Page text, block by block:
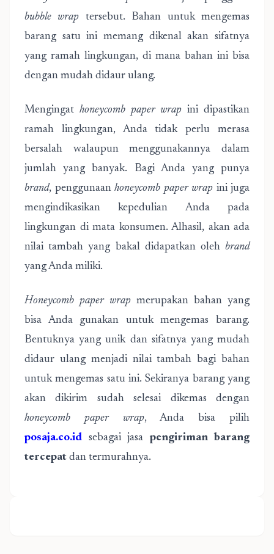
bubble wrap tersebut. Bahan untuk mengemas
barang satu ini memang dikenal akan sifatnya
yang ramah lingkungan, di mana bahan ini bisa
dengan mudah didaur ulang.
Mengingat honeycomb paper wrapini dipastikan
ramah lingkungan, Anda tidak perlu merasa
bersalah walaupun menggunakannya dalam
jumlah yang banyak. Bagi Anda yang punya
brand, penggunaan honeycomb paper wrap ini juga
mengindikasikan kepedulian Anda pada
lingkungan di mata konsumen. Alhasil, akan ada
nilai tambah yang bakal didapatkan oleh brand
yang Anda miliki.
Honeycomb paper wrap merupakan bahan yang
bisa Anda gunakan untuk mengemas barang.
Bentuknya yang unik dan sifatnya yang mudah
didaur ulang menjadi nilai tambah bagi bahan
untuk mengemas satu ini. Sekiranya barang yang
akan dikirim sudah selesai dikemas dengan
honeycomb paper wrap, Anda bisa pilih
posaja.co.id sebagai jasa pengiriman barang
tercepat dan termurahnya.